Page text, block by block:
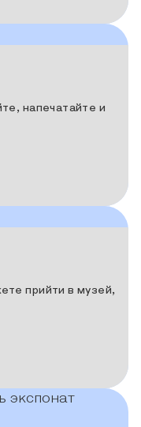
напечатайте и
прийти в музей,